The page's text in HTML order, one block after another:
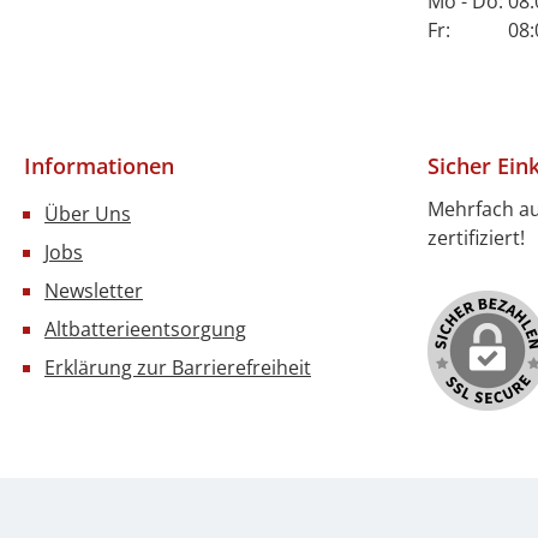
Fr: 08:00
Informationen
Über Uns
Jobs
Newsletter
Altbatterieentsorgung
Erklärung zur Barrierefreiheit
Sicher
Mehrfach
zertifiziert!